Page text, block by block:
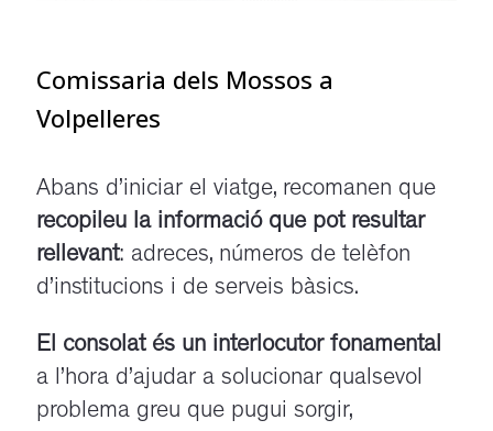
Comissaria dels Mossos a
Volpelleres
Abans d’iniciar el viatge, recomanen que
recopileu la informació que pot resultar
rellevant: adreces, números de telèfon
d’institucions i de serveis bàsics.
El consolat és un interlocutor fonamental
a l’hora d’ajudar a solucionar qualsevol
problema greu que pugui sorgir,